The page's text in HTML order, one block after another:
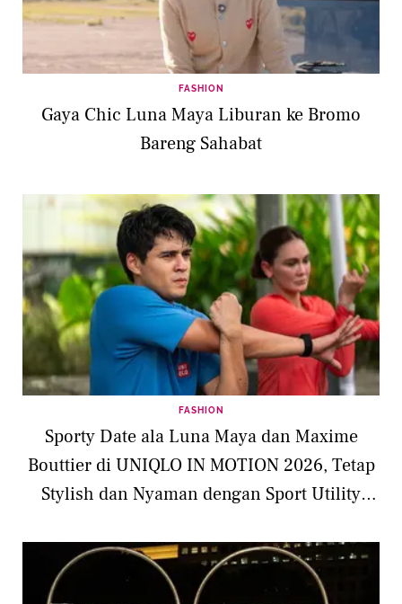
FASHION
Gaya Chic Luna Maya Liburan ke Bromo
Bareng Sahabat
FASHION
Sporty Date ala Luna Maya dan Maxime
Bouttier di UNIQLO IN MOTION 2026, Tetap
Stylish dan Nyaman dengan Sport Utility